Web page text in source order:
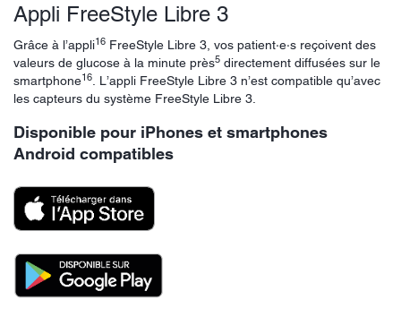
Appli FreeStyle Libre 3
Grâce à l’appli16 FreeStyle Libre 3, vos patient·e·s reçoivent des
valeurs de glucose à la minute près5 directement diffusées sur le
smartphone16 . L’appli FreeStyle Libre 3 n’est compatible qu’avec
les capteurs du système FreeStyle Libre 3.
Disponible pour iPhones et smartphones
Android compatibles